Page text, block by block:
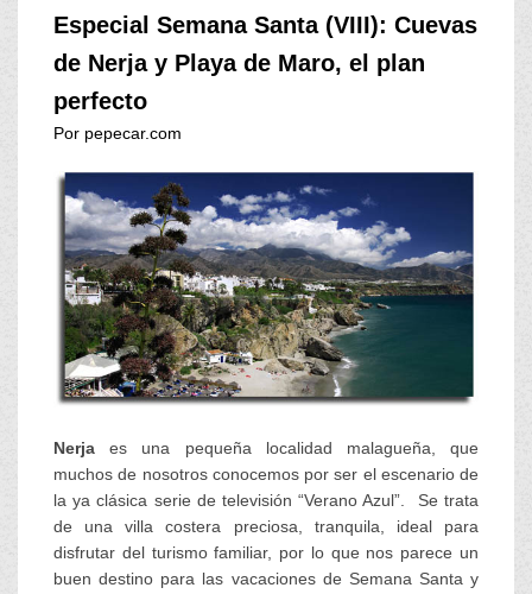
Especial Semana Santa (VIII): Cuevas
de Nerja y Playa de Maro, el plan
perfecto
Por pepecar.com
Nerja es una pequeña localidad malagueña, que
muchos de nosotros conocemos por ser el escenario de
la ya clásica serie de televisión “Verano Azul”. Se trata
de una villa costera preciosa, tranquila, ideal para
disfrutar del turismo familiar, por lo que nos parece un
buen destino para las vacaciones de Semana Santa y